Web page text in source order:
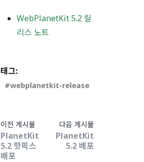
WebPlanetKit 5.2 릴
리스 노트
태그:
webplanetkit-release
이전 게시물
PlanetKit
5.2 핫픽스
배포
다음 게시물
PlanetKit
5.2 배포